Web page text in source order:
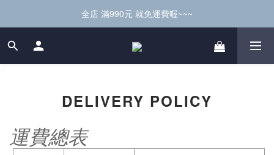
全店 滿990元 就免運費喔~~~
DELIVERY POLICY
運費總表